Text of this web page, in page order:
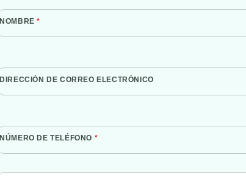
NOMBRE*
DIRECCIÓN DE CORREO ELECTRÓNICO
NÚMERO DE TELÉFONO *